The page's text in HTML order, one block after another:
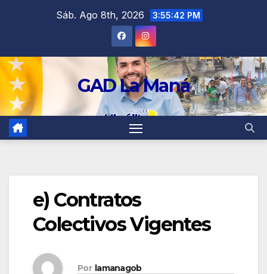
Sáb. Ago 8th, 2026 3:55:42 PM
GAD La Maná
e) Contratos
Colectivos Vigentes
Por lamanagob